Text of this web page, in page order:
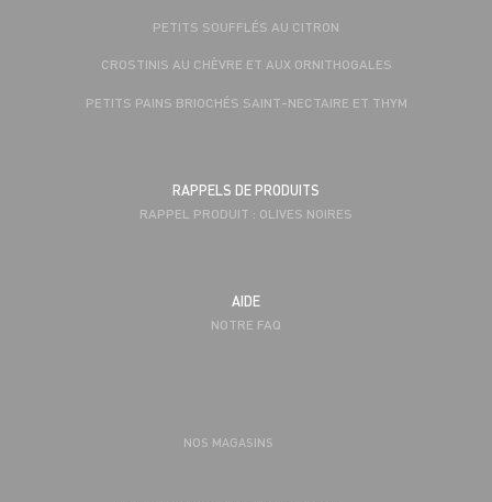
PETITS SOUFFLÉS AU CITRON
CROSTINIS AU CHÈVRE ET AUX ORNITHOGALES
PETITS PAINS BRIOCHÉS SAINT-NECTAIRE ET THYM
RAPPELS DE PRODUITS
RAPPEL PRODUIT : OLIVES NOIRES
AIDE
NOTRE FAQ
NOS MAGASINS